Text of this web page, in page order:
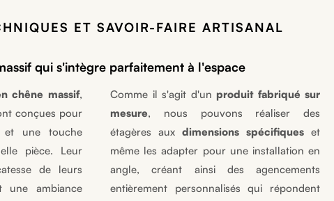
ET SAVOIR-FAIRE ARTISANAL
qui s'intègre parfaitement à l'espace
chêne massif,
conçues pour
et une touche
pièce. Leur
de leurs
ambiance
Comme il s'agit d'un produit fabriqué sur
mesure, nous pouvons réaliser des
étagères aux dimensions spécifiques et
même les adapter pour une installation en
angle, créant ainsi des agencements
entièrement personnalisés qui répondent